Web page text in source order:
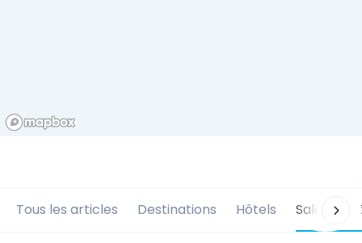
Tous les articles Destinations Hôtels Salons